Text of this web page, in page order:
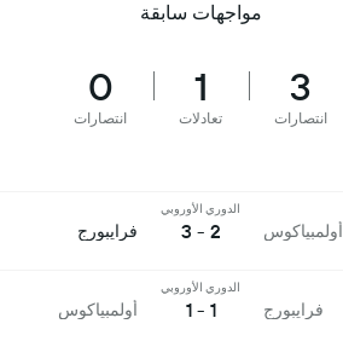
مواجهات سابقة
3
انتصارات
1
تعادلات
0
انتصارات
أولمبياكوس
الدوري الأوروبي
2 - 3 فرايبورج
فرايبورج
الدوري الأوروبي
1 - 1 أولمبياكوس